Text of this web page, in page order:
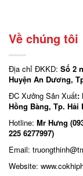
Về chúng tôi
Địa chỉ ĐKKD: Số 2
Huyện An Dương,
ĐC Xưởng Sản Xuất:
Hồng Bàng, Tp. Hải
Hotline: Mr Hưng
225 6277997)
Email: truongthinh
Website: